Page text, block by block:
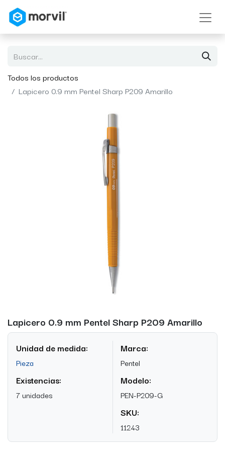
Todos los productos
Lapicero 0.9 mm Pentel Sharp P209 Amarillo
Lapicero 0.9 mm Pentel Sharp P209 Amarillo
Unidad de medida:
Pieza
Existencias:
7 unidades
Marca:
Pentel
Modelo:
PEN-P209-G
SKU:
11243